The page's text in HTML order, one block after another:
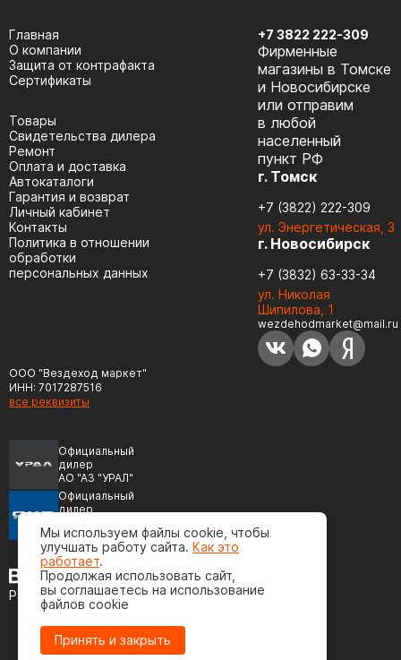
ООО "Вездеход маркет"
ИНН: 7017287516
все реквизиты
Официальный
дилер
АО "АЗ "УРАЛ"
Официальный
дилер
(ЯМЗ)
Разработка сайта
Главная
О компании
Защита от контрафакта
Сертификаты
Товары
Cвидетельства дилера
Ремонт
Оплата и доставка
Автокаталоги
Гарантия и возврат
Личный кабинет
Контакты
Политика в отношении
обработки
персональных данных
+7 3822 222-309
Фирменные
магазины в Томске
и Новосибирске
или отправим
в любой
населенный
пункт РФ
г. Томск
+7 (3822) 222-309
ул. Энергетическая, 3
г. Новосибирск
+7 (3832) 63-33-34
ул. Николая
Шипилова, 1
wezdehodmarket@mail.ru
Мы используем файлы cookie, чтобы
улучшать работу сайта. Как это
работает.
Продолжая использовать сайт,
вы соглашаетесь на использование
файлов cookie
Принять и закрыть